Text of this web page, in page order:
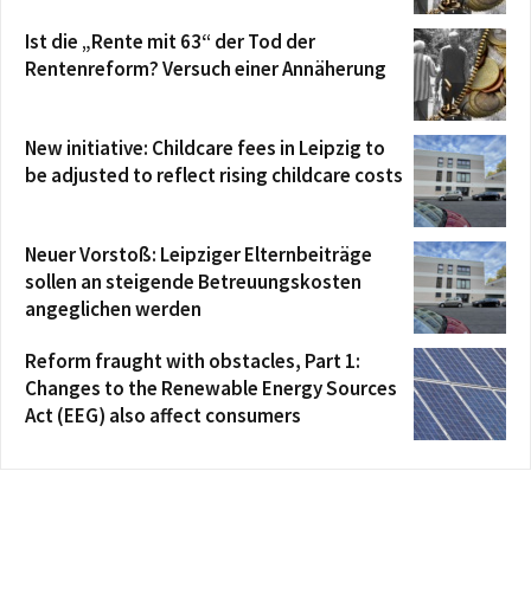
Ist die „Rente mit 63“ der Tod der
Rentenreform? Versuch einer Annäherung
New initiative: Childcare fees in Leipzig to
be adjusted to reflect rising childcare costs
Neuer Vorstoß: Leipziger Elternbeiträge
sollen an steigende Betreuungskosten
angeglichen werden
Reform fraught with obstacles, Part 1:
Changes to the Renewable Energy Sources
Act (EEG) also affect consumers